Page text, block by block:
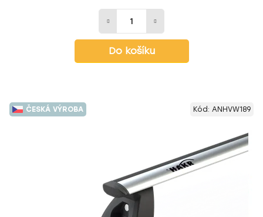
Do košíku
ČESKÁ VÝROBA Kód: ANHVW189